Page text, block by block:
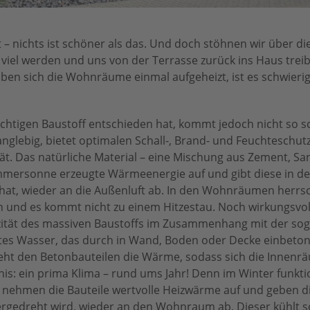
nichts ist schöner als das. Und doch stöhnen wir über
werden und uns von der Terrasse zurück ins Haus
sich die Wohnräume einmal aufgeheizt, ist es
Baustoff entschieden hat, kommt jedoch nicht so
bietet optimalen Schall-, Brand- und
Das natürliche Material – eine Mischung aus Zement,
erzeugte Wärmeenergie auf und gibt diese in
wieder an die Außenluft ab. In den Wohnräumen
es kommt nicht zu einem Hitzestau. Noch
des massiven Baustoffs im Zusammenhang mit der
Wasser, das durch in Wand, Boden oder Decke
den Betonbauteilen die Wärme, sodass sich die
ein prima Klima – rund ums Jahr! Denn im Winter
die Bauteile wertvolle Heizwärme auf und geben
wird, wieder an den Wohnraum ab. Dieser kühlt